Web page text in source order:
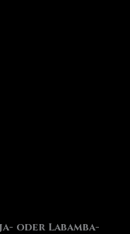
oder Labamba-